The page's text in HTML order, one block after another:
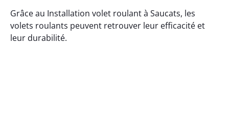
Grâce au Installation volet roulant à Saucats, les
volets roulants peuvent retrouver leur efficacité et
leur durabilité.